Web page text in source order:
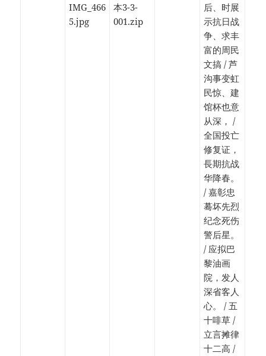
IMG_466
5.jpg
本3-3-
001.zip
后、时展
示抗日战
争、求丰
富的周民
文搞 / 芦
沟事变虹
民惊、建
馆杯也意
从深， /
全国投亡
修复证，
長期抗战
华降春。
/ 嘉彰忠
蓦坏先烈
纪念死伤
警后星。
/ 应拟巴
黎油画
院，发人
深省客人
心。 / 五
十啡草 /
立言摊律
十二高 /